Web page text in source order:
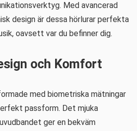
Med avancerad
design är dessa hörlurar perfekta
oavsett var du befinner dig.
och Komfort
med biometriska mätningar
passform. Det mjuka
ger en bekväm